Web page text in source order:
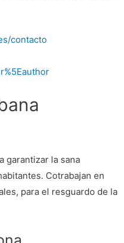
contacto
garantizar la sana
Cotrabajan en
para el resguardo de la